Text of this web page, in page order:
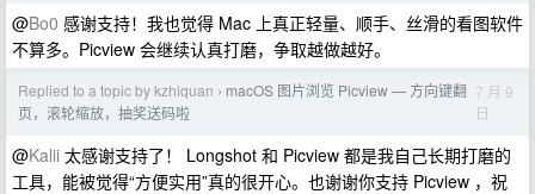
@Bo0 感谢支持！我也觉得 Mac 上真正轻量、顺手、丝滑的看图软件
不算多。Picview 会继续认真打磨，争取越做越好。
Replied to a topic by kzhiquan › macOS 图片浏览 Picview — 方向键翻
页，滚轮缩放，抽奖送码啦
7 月 9
日
@Kalii 太感谢支持了！ Longshot 和 Picview 都是我自己长期打磨的
工具，能被觉得“方便实用”真的很开心。也谢谢你支持 Picview ，祝